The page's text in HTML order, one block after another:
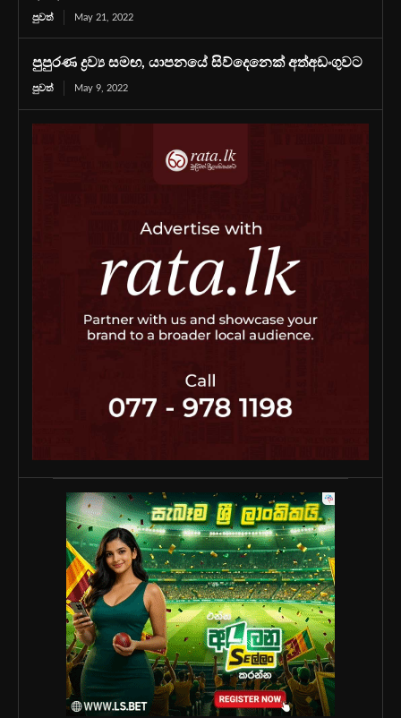
පුවත් May 21, 2022
පුපුරණ ද්‍රව්‍ය සමඟ, යාපනයේ සිව්දෙනෙක් අත්අඩංගුවට
පුවත් May 9, 2022